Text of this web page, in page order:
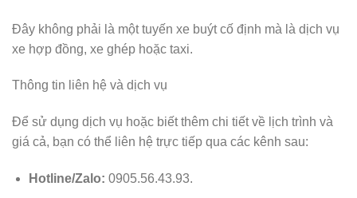
Đây không phải là một tuyến xe buýt cố định mà là dịch vụ
xe hợp đồng, xe ghép hoặc taxi.
Thông tin liên hệ và dịch vụ
Để sử dụng dịch vụ hoặc biết thêm chi tiết về lịch trình và
giá cả, bạn có thể liên hệ trực tiếp qua các kênh sau:
Hotline/Zalo: 0905.56.43.93.